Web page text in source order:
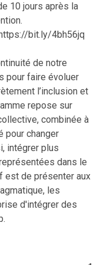
10 jours après la
https://bit.ly/4bh56jq
de notre
pour faire évoluer
l’inclusion et
repose sur
combinée à
pour changer
intégrer plus
dans le
est de présenter aux
les
d'intégrer des